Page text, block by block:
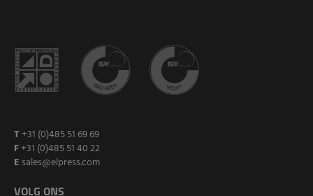
T +31 (0)485 51 69 69
F+31 (0)485 51 40 22
E sales@elpress.com
VOLG ONS